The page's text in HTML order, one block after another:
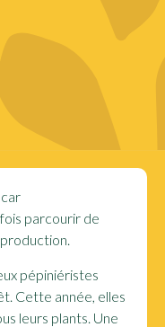
parcourir de
pépiniéristes
Cette année, elles
leurs plants. Une